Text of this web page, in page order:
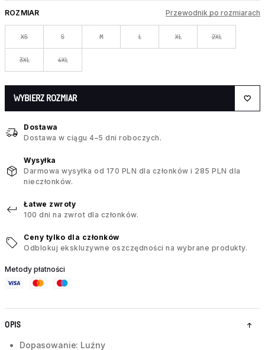
ROZMIAR Przewodnik po rozmiarach
XS S M L XL 2XL
3XL 4XL
WYBIERZ ROZMIAR
Dostawa
Dostawa w ciągu 4–5 dni roboczych.
Wysyłka
Darmowa wysyłka od 170 PLN dla członków i 285 PLN dla
nieczłonków.
Łatwe zwroty
100 dni na zwrot dla członków.
Ceny tylko dla członków
Odblokuj ekskluzywne oszczędności na wybrane produkty.
Metody płatności
OPIS
Dopasowanie: Luźny